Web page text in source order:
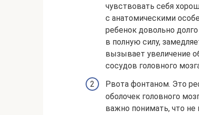
чувствовать себя
с анатомическими
ребенок довольно
в полную силу,
вызывает увеличение
сосудов головного
Рвота фонтаном. Это
оболочек головного
важно понимать, что не